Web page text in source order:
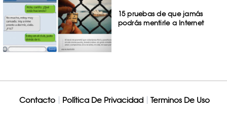
15 pruebas de que jamás
podrás mentirle a Internet
Contacto Política De Privacidad Terminos De Uso